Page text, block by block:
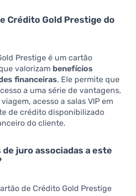
Crédito Gold Prestige do
Prestige é um cartão
valorizam benefícios
financeiras. Ele permite que
a uma série de vantagens,
acesso a salas VIP em
de crédito disponibilizado
do cliente.
de juro associadas a este
de Crédito Gold Prestige